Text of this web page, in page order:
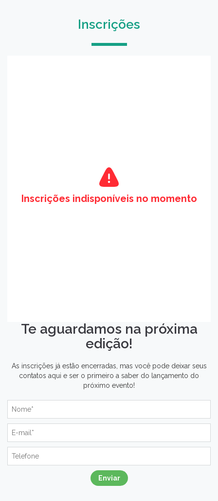
Inscrições
Inscrições indisponíveis no momento
Te aguardamos na próxima
edição!
As inscrições já estão encerradas, mas você pode deixar seus
contatos aqui e ser o primeiro a saber do lançamento do
próximo evento!
Enviar